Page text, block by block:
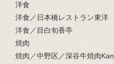
洋食
洋食／日本橋レストラン東洋
洋食／目白旬香亭
焼肉
焼肉／中野区／深谷牛焼肉Kan